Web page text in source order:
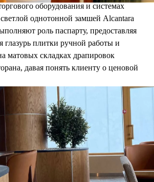
оборудования и системах
однотонной замшей Alcantara
роль паспарту, предоставляя
глазурь плитки ручной работы и
матовых складках драпировок
давая понять клиенту о ценовой